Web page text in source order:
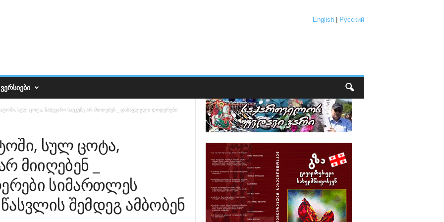
English| Русский
სულ ცოტა, ნახევარი საუკუნე არ მიიღებენ _ დასავლელი ლიდერები
სულ ცოტა,
მიიღებენ _
სიმართლეს
შემდეგ ამბობენ